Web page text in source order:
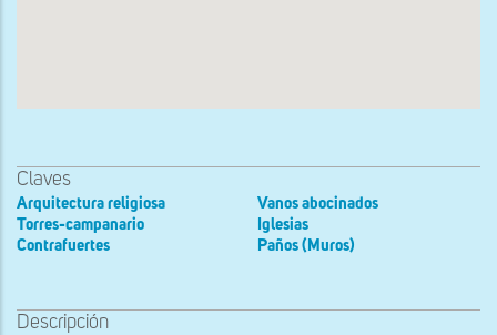
Claves
Arquitectura religiosa
Torres-campanario
Contrafuertes
Vanos abocinados
Iglesias
Paños (Muros)
Descripción